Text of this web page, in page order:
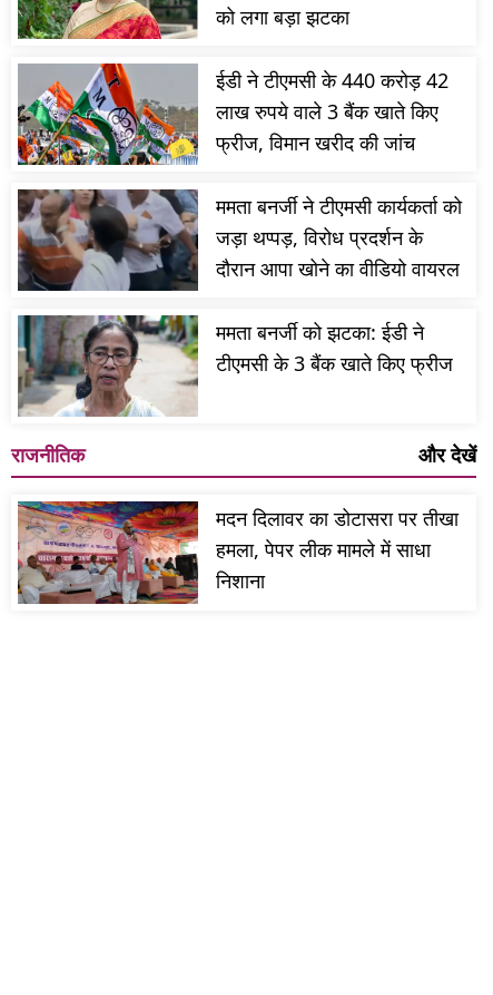
को लगा बड़ा झटका
ईडी ने टीएमसी के 440 करोड़ 42
लाख रुपये वाले 3 बैंक खाते किए
फ्रीज, विमान खरीद की जांच
ममता बनर्जी ने टीएमसी कार्यकर्ता को
जड़ा थप्पड़, विरोध प्रदर्शन के
दौरान आपा खोने का वीडियो वायरल
ममता बनर्जी को झटका: ईडी ने
टीएमसी के 3 बैंक खाते किए फ्रीज
राजनीतिक और देखें
मदन दिलावर का डोटासरा पर तीखा
हमला, पेपर लीक मामले में साधा
निशाना